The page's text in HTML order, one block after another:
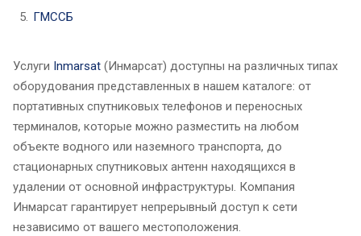
ГМССБ
Услуги Inmarsat (Инмарсат) доступны на различных типах
оборудования представленных в нашем каталоге: от
портативных спутниковых телефонов и переносных
терминалов, которые можно разместить на любом
объекте водного или наземного транспорта, до
стационарных спутниковых антенн находящихся в
удалении от основной инфраструктуры. Компания
Инмарсат гарантирует непрерывный доступ к сети
независимо от вашего местоположения.